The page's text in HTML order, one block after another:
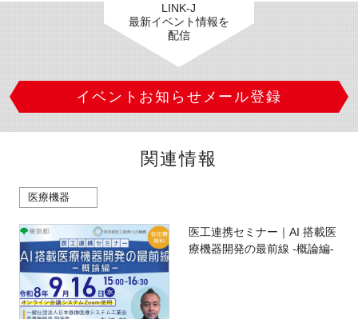
LINK-J
最新イベント情報を
配信
イベントお知らせメール登録
関連情報
医療機器
医工連携セミナー｜AI 搭載医
療機器開発の最前線 -概論編-